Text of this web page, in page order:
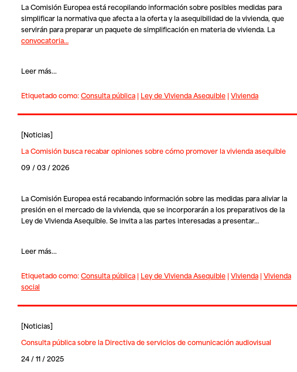
La Comisión Europea está recopilando información sobre posibles medidas para
simplificar la normativa que afecta a la oferta y la asequibilidad de la vivienda, que
servirán para preparar un paquete de simplificación en materia de vivienda. La
convocatoria…
Leer más...
Etiquetado como:Consulta pública| Ley de Vivienda Asequible| Vivienda
[Noticias]
La Comisión busca recabar opiniones sobre cómo promover la vivienda asequible
09 / 03 / 2026
La Comisión Europea está recabando información sobre las medidas para aliviar la
presión en el mercado de la vivienda, que se incorporarán a los preparativos de la
Ley de Vivienda Asequible. Se invita a las partes interesadas a presentar…
Leer más...
Etiquetado como:Consulta pública| Ley de Vivienda Asequible| Vivienda| Vivienda
social
[Noticias]
Consulta pública sobre la Directiva de servicios de comunicación audiovisual
24 / 11 / 2025